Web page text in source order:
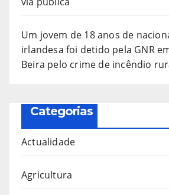
Um jovem de 18 anos de
irlandesa foi detido pela GNR
Beira pelo crime de incêndio
Categorias
Actualidade
Agricultura